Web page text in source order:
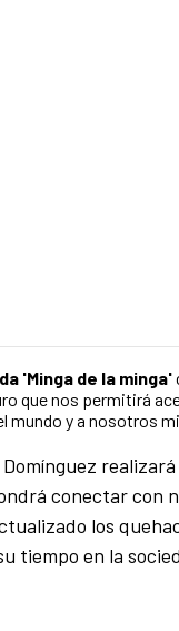
'Minga de la minga'
que nos permitirá
mundo y a nosotros
conectar con
los
tiempo en la